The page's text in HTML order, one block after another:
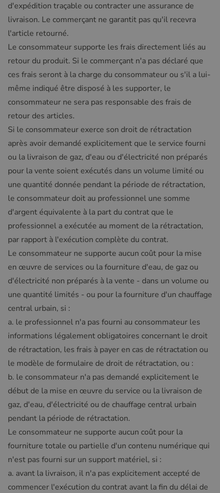
d'expédition traçable ou contracter une assurance de
livraison. Le commerçant ne garantit pas qu'il recevra
l'article retourné.
Le consommateur supporte les frais directement liés au
retour du produit. Si le commerçant n'a pas déclaré que
ces frais seront à la charge du consommateur ou s'il a lui-
même indiqué être disposé à les supporter, le
consommateur ne sera pas responsable des frais de
retour des articles.
Si le consommateur exerce son droit de rétractation
après avoir demandé explicitement que le service fourni
ou la livraison de gaz, d'eau ou d'électricité non préparés
pour la vente soient exécutés dans un volume limité ou
une quantité donnée pendant la période de rétractation,
le consommateur doit au professionnel une somme
d'argent équivalente à la part du contrat que le
professionnel a exécutée au moment de la rétractation,
par rapport à l'exécution complète du contrat.
Le consommateur ne supporte aucun coût pour la mise
en œuvre de services ou la fourniture d'eau, de gaz ou
d'électricité non préparés à la vente - dans un volume ou
une quantité limités - ou pour la fourniture d'un chauffage
central urbain, si :
a. le professionnel n'a pas fourni au consommateur les
informations légalement obligatoires concernant le droit
de rétractation, les frais à payer en cas de rétractation ou
le modèle de formulaire de droit de rétractation, ou :
b. le consommateur n'a pas demandé explicitement le
début de la mise en œuvre du service ou la livraison de
gaz, d'eau, d'électricité ou de chauffage central urbain
pendant la période de rétractation.
Le consommateur ne supporte aucun coût pour la
fourniture totale ou partielle d'un contenu numérique qui
n'est pas fourni sur un support matériel, si :
a. avant la livraison, il n'a pas explicitement accepté de
commencer l'exécution du contrat avant la fin du délai de